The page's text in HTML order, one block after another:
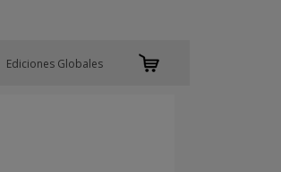
Ediciones Globales